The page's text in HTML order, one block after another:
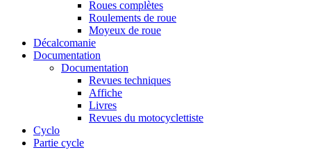
Roues complètes
Roulements de roue
Moyeux de roue
Décalcomanie
Documentation
Documentation
Revues techniques
Affiche
Livres
Revues du motocyclettiste
Cyclo
Partie cycle